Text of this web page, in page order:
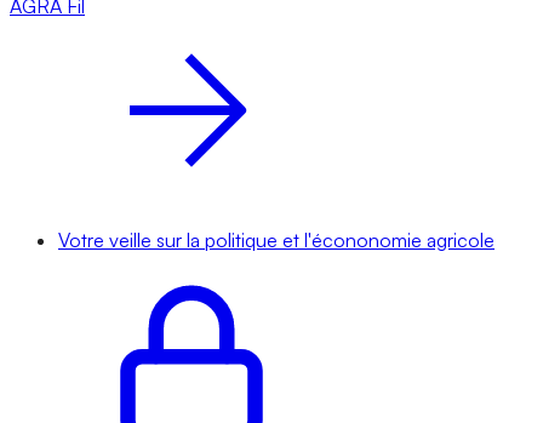
AGRA Fil
Votre veille sur la politique et l'écononomie agricole